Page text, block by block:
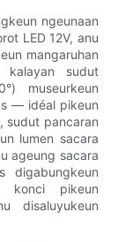
ngeunaan
LED 12V, anu
mangaruhan
kalayan sudut
museurkeun
— idéal pikeun
sudut pancaran
lumen sacara
ageung sacara
digabungkeun
konci pikeun
disaluyukeun